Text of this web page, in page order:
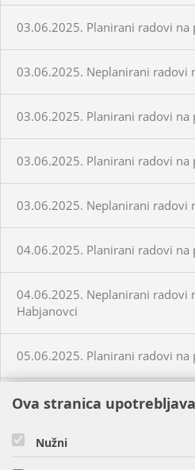
03.06.2025. Planirani radovi
03.06.2025. Neplanirani radovi
03.06.2025. Planirani radovi
03.06.2025. Planirani radovi
03.06.2025. Neplanirani radovi
04.06.2025. Planirani radovi
04.06.2025. Neplanirani radovi
Habjanovci
05.06.2025. Planirani radovi
05.06.2025. Planirani radovi na
05.06.2025. Planirani radovi
Ova stranica
Nužni